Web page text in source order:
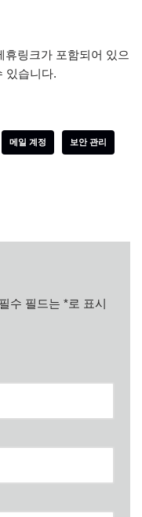
링크가 포함되어 있으
있습니다.
메일 계정 보안 관리
필수 필드는 *로 표시